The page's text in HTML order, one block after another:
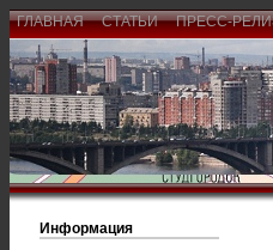
ГЛАВНАЯ СТАТЬИ ПРЕСС-
Информация